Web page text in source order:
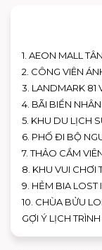
1. AEON MALL
2. CÔNG VIÊN
3. LANDMARK 81
4. BÃI BIỂN
5. KHU DU LỊCH
6. PHỐ ĐI BỘ
7. THẢO CẦM
8. KHU VUI CHƠI
9. HẺM BIA LOST
10. CHÙA BỬU
GỢI Ý LỊCH